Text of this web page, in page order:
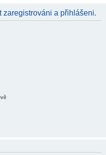
zaregistrováni a přihlášeni.